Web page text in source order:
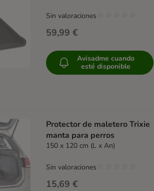
59,99 €
Sin valoraciones
Avisadme cuando
esté disponible
Protector de maletero Trixie
manta para perros
150 x 120 cm (L x An)
15,69 €
Sin valoraciones